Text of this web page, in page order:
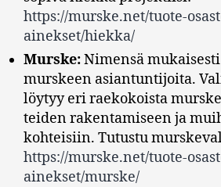
https://murske.net/tuote-
ainekset/hiekka/
Murske:Nimensä
murskeen asiantuntijoita.
löytyy eri raekokoista
teiden rakentamiseen ja
kohteisiin. Tutustu
https://murske.net/tuote-
ainekset/murske/